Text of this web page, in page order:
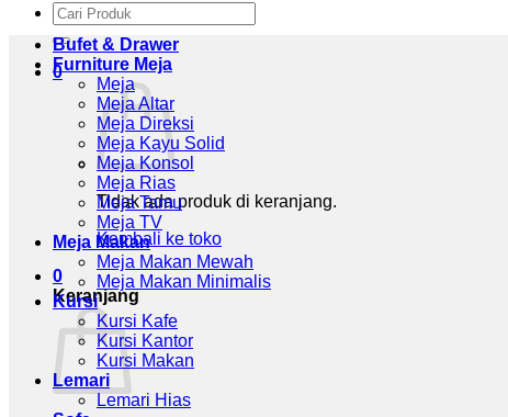
Pencarian
untuk:
0
Tidak ada produk di keranjang.
Kembali ke toko
0
Keranjang
Bufet & Drawer
Furniture Meja
Meja
Meja Altar
Meja Direksi
Meja Kayu Solid
Meja Konsol
Meja Rias
Meja Tamu
Meja TV
Meja Makan
Meja Makan Mewah
Meja Makan Minimalis
Kursi
Kursi Kafe
Kursi Kantor
Kursi Makan
Lemari
Lemari Hias